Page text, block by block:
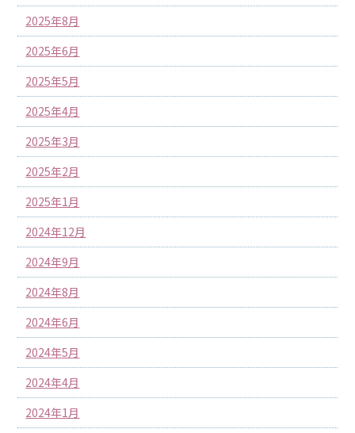
2025年8月
2025年6月
2025年5月
2025年4月
2025年3月
2025年2月
2025年1月
2024年12月
2024年9月
2024年8月
2024年6月
2024年5月
2024年4月
2024年1月